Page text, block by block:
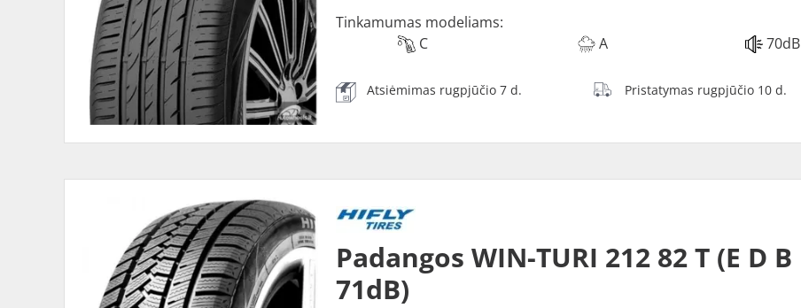
Tinkamumas modeliams:
C
A 70dB
Atsiėmimas rugpjūčio 7 d. Pristatymas rugpjūčio 10 d.
Padangos WIN-TURI 212 82 T (E D B
71dB)